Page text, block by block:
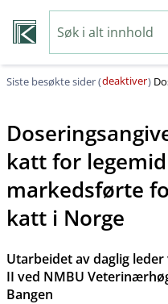
Siste besøkte sider (deaktiver)
katt for
markedsførte
katt i Norge
Utarbeidet av daglig leder
II ved NMBU
Bangen